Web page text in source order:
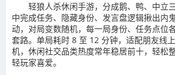
轻狼人杀休闲手游，分成鹅、鸭、中立
中完成任务、隐藏身份、发言盘逻辑揪出内
动，对局变数随机，每一局身份、任务点位
套路。单局耗时 8 至 12 分钟，适配朋友线
机，休闲社交品类热度常年稳居前十，轻松
轻玩家喜爱。